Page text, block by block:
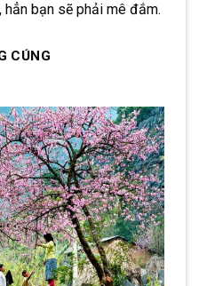
bạn sẽ phải mê đắm.
CÚNG